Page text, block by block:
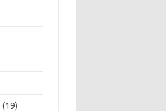
(19)